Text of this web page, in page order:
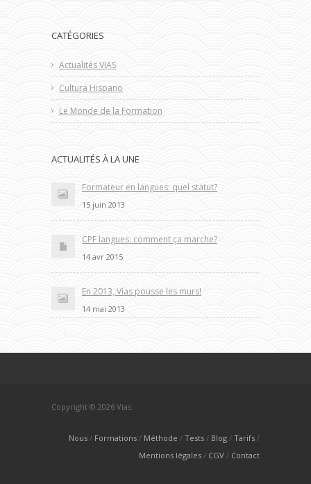
CATÉGORIES
Actualités VIAS
Cultura Hispano
Le Monde de la Formation
ACTUALITÉS À LA UNE
Formateur en langues: quel statut?
15 juin 2013
CPF langues: comment ça marche?
14 avr 2015
En 2013, Vías pousse les murs!
14 mai 2013
Copyright © 2026 Vias.
Nous Formations Méthode Tests Blog
Tarifs
Mentions légales
CGV Contact